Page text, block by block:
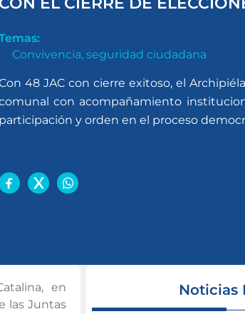
Convivencia, seguridad ciudadana
48 JAC con cierre exitoso, el
con acompañamiento
participación y orden en el proceso
en
las Juntas
Noticias